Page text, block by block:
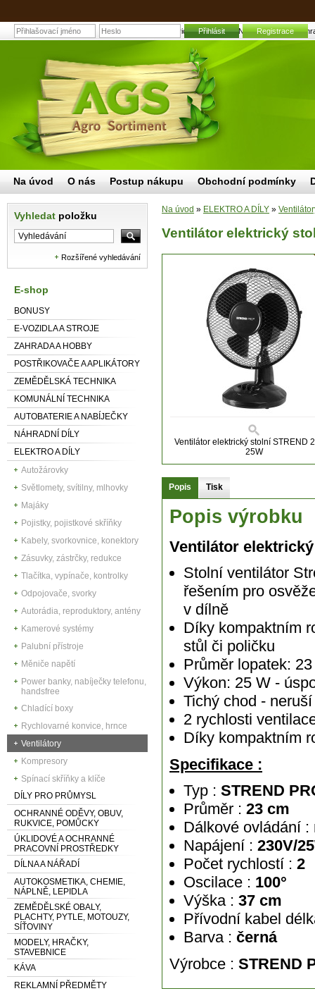
Ventilátor elektrický stolní STREND 23cm, 25W |
Přihlásit Registrace
Vyhledat položku
Rozšířené vyhledávání
E-shop
BONUSY
E-VOZIDLA A STROJE
ZAHRADA A HOBBY
POSTŘIKOVAČE A APLIKÁTORY
ZEMĚDĚLSKÁ TECHNIKA
KOMUNÁLNÍ TECHNIKA
AUTOBATERIE A NABÍJEČKY
NÁHRADNÍ DÍLY
ELEKTRO A DÍLY
Autožárovky
Světlomety, svítilny, mlhovky
Majáky
Pojistky, pojistkové skříňky
Kabely, svorkovnice, konektory
Zásuvky, zástrčky, redukce
Tlačítka, vypínače, kontrolky
Odpojovače, svorky
Autorádia, reproduktory, antény
Kamerové systémy
Palubní přístroje
Měniče napětí
Power banky, nabíječky telefonu,
handsfree
Chladící boxy
Rychlovarné konvice, hrnce
Ventilátory
Kompresory
Spínací skříňky a klíče
DÍLY PRO PRŮMYSL
OCHRANNÉ ODĚVY, OBUV,
RUKVICE, POMŮCKY
ÚKLIDOVÉ A OCHRANNÉ
PRACOVNÍ PROSTŘEDKY
DÍLNA A NÁŘADÍ
AUTOKOSMETIKA, CHEMIE,
NÁPLNĚ, LEPIDLA
ZEMĚDĚLSKÉ OBALY,
PLACHTY, PYTLE, MOTOUZY,
SÍŤOVINY
MODELY, HRAČKY,
STAVEBNICE
KÁVA
REKLAMNÍ PŘEDMĚTY
Na úvod » ELEKTRO A DÍLY »
Ventilátor elektrický
Ventilátor elektrický stolní STREND
25W
Popis Tisk
Popis výrobku
Ventilátor
Stolní ventilátor
řešením pro
v dílně
Díky kompaktním
stůl či poličku
Průměr lopatek:
Výkon: 25 W -
Tichý chod -
2 rychlosti
Díky kompaktním
Specifikace :
Typ :STREND
Průměr : 23 cm
Dálkové ovládání :
Napájení :230V/
Počet rychlostí : 2
Oscilace : 100°
Výška :37 cm
Přívodní kabel
Barva : černá
Výrobce : STREND
Na úvod O nás Postup nákupu Obchodní podmínky